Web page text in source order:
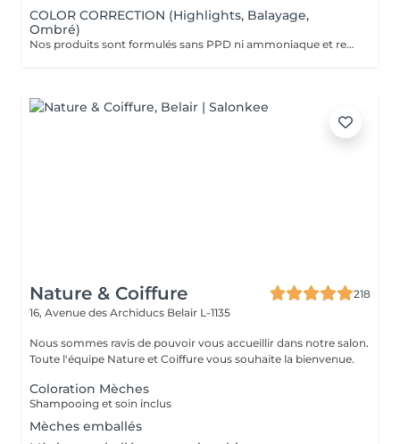
COLOR CORRECTION (Highlights, Balayage,
Ombré)
Nos produits sont formulés sans PPD ni ammoniaque et renferment des ingrédients d'origine naturelle comme l'aloe vera, le miel, le beurre de karité et la grenade. VEUILLEZ SÉLECTIONNER LE COIFFAGE PAR LA SUITE DE VOTRE RÉSERVATION SVP
Nature & Coiffure
218
16, Avenue des Archiducs Belair L-1135
Nous sommes ravis de pouvoir vous accueillir dans notre salon.
Toute l'équipe Nature et Coiffure vous souhaite la bienvenue.
Coloration Mèches
Shampooing et soin inclus
Mèches emballés